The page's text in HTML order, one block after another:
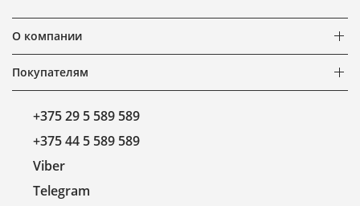
О компании
Покупателям
+375 29 5 589 589
+375 44 5 589 589
Viber
Telegram